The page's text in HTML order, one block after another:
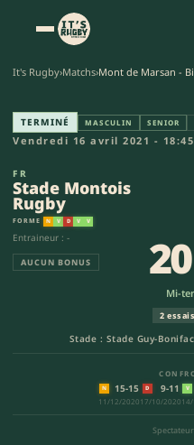
It's Rugby›Matchs›Mont de Marsan -
Stade
TERMINÉ MASCULIN SENIOR
Vendredi 16 avril 2021 - 18:45
FR
Stade Montois
Rugby
FORME N V D V V
Entraineur : -
AUCUN BONUS
Stade : Stade Guy-
20
Mi-
2 essais
N 15-15
11/12/2020
D 9-11
17/10/2020
V